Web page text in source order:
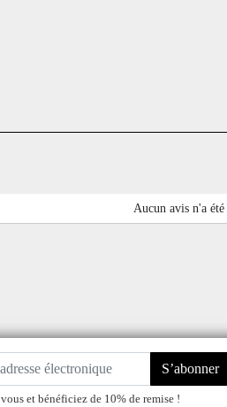
Aucun avis n'a
S’abonner
et bénéficiez de 10% de remise !